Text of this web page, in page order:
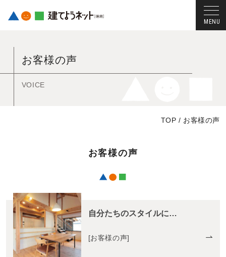
ン
お客様の声
VOICE
TOP / お客様の声
お客様の声
自分たちのスタイルに…
[お客様の声]